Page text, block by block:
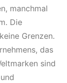
manchmal
Die
Grenzen.
das
sind